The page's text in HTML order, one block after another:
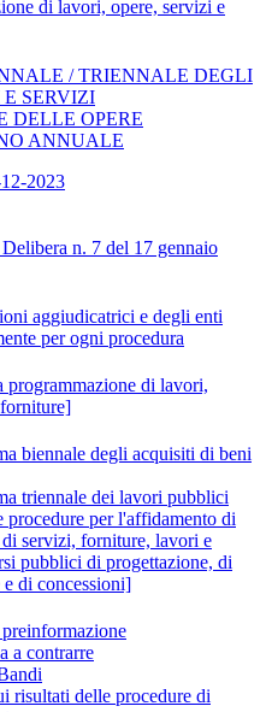
di lavori, opere, servizi e
/ TRIENNALE DEGLI
SERVIZI
DELLE OPERE
ANNUALE
2023
n. 7 del 17 gennaio
aggiudicatrici e degli enti
per ogni procedura
di lavori,
biennale degli acquisiti di beni
triennale dei lavori pubblici
per l'affidamento di
servizi, forniture, lavori e
pubblici di progettazione, di
di concessioni]
a contrarre
risultati delle procedure di